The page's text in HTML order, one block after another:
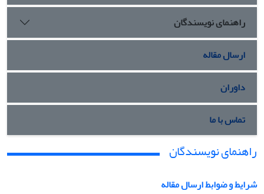
راهنمای نویسندگان
ارسال مقاله
داوران
تماس با ما
راهنمای نویسندگان
شرایط و ضوابط ارسال مقاله